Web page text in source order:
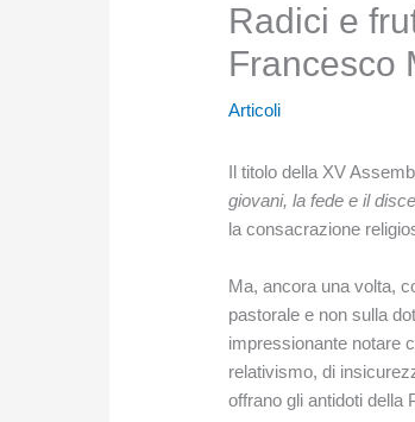
Radici e
Francesco
Articoli
Il titolo della XV
giovani, la fede e il
la consacrazione
Ma, ancora una volta,
pastorale e non sulla
impressionante notare
relativismo, di
offrano gli antidoti della